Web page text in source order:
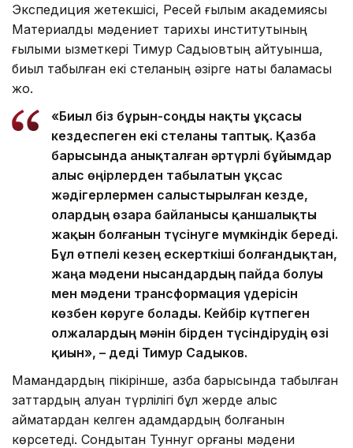
Экспедиция жетекшісі, Ресей ғылым академиясы
Материалдық мәдениет тарихы институтының
ғылыми қызметкері Тимур Садықовтың айтуынша,
биыл табылған екі стеланың әзірге нақты баламасы
жоқ.
«Биыл біз бұрын-соңды нақты ұқсасы
кездеспеген екі стеланы таптық. Қазба
барысында анықталған әртүрлі бұйымдар
алыс өңірлерден табылатын ұқсас
жәдігерлермен салыстырылған кезде,
олардың өзара байланысы қаншалықты
жақын болғанын түсінуге мүмкіндік береді.
Бұл өтпелі кезең ескерткіші болғандықтан,
жаңа мәдени нысандардың пайда болуы
мен мәдени трансформация үдерісін
көзбен көруге болады. Кейбір күтпеген
олжалардың мәнін бірден түсіндірудің өзі
қиын», – деді Тимур Садыков.
Мамандардың пікірінше, қазба барысында табылған
заттардың алуан түрлілігі бұл жерде алыс
аймақтардан келген адамдардың болғанын
көрсетеді. Сондықтан Туннуг қорғаны мәдени